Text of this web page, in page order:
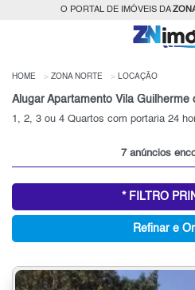
O PORTAL DE IMÓVEIS DA
HOME ZONA NORTE LOCAÇÃO
1, 2, 3 ou 4 Quartos com portaria 24
7 anúncios
* FILTRO
Refinar e